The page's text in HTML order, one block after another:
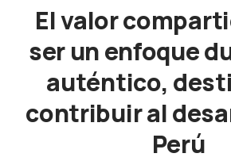
El valor
ser un enfoque
auténtico,
contribuir al
Perú